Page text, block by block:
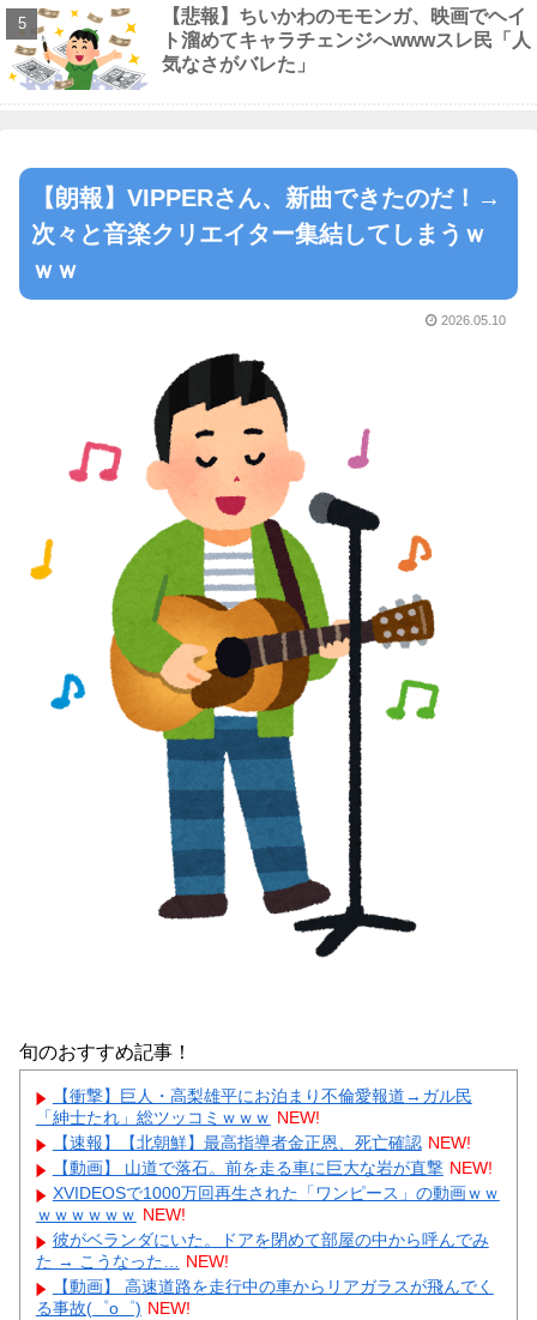
【悲報】ちいかわのモモンガ、映画でヘイ
ト溜めてキャラチェンジへwwwスレ民「人
気なさがバレた」
【朗報】VIPPERさん、新曲できたのだ！→
次々と音楽クリエイター集結してしまうｗ
ｗｗ
2026.05.10
旬のおすすめ記事！
【衝撃】巨人・高梨雄平にお泊まり不倫愛報道→ガル民
「紳士たれ」総ツッコミｗｗｗ NEW!
【速報】【北朝鮮】最高指導者金正恩、死亡確認 NEW!
【動画】 山道で落石。前を走る車に巨大な岩が直撃 NEW!
XVIDEOSで1000万回再生された「ワンピース」の動画ｗｗ
ｗｗｗｗｗｗ NEW!
彼がベランダにいた。ドアを閉めて部屋の中から呼んでみ
た → こうなった… NEW!
【動画】 高速道路を走行中の車からリアガラスが飛んでく
る事故(゜o゜) NEW!